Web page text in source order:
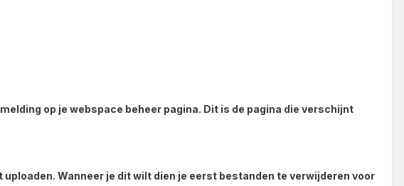
op je webspace beheer pagina. Dit is de pagina die verschijnt
Wanneer je dit wilt dien je eerst bestanden te verwijderen voor